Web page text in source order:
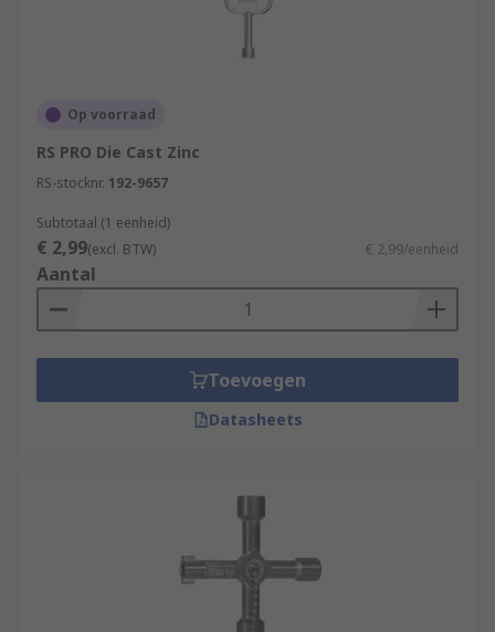
Op voorraad
RS PRO Die Cast Zinc
RS-stocknr. 192-9657
Subtotaal (1 eenheid)
€ 2,99(excl. BTW) € 2,99/eenheid
Aantal
Toevoegen
Datasheets